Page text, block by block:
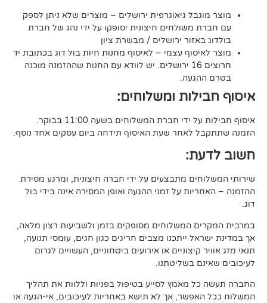
גיאוגרפית ירושלים – מוצרים שלא ניתן לספק
חיצונית יסופקו על ידי נהג של חברת
ירושלים / מבשרת ציון
עצמי – לאיסוףמחנות חיות בול דוג בכתובת יד
. יש לוודא עם החנות שההזמנה מוכנה
ומשלוחים:
חברת המשלוחים בשעה 11:00 בבוקר.
לאחר שעת האיסוף תידחה ביום עסקים אחד נוסף.
מתבצעים על ידי חברה חיצונית, ומרגע מסירת
על זמני ההגעה ואופן המסירה אינה בידי בול
המשלוחים מסופקים בזמן ולשביעות רצון מלאה,
ייתכנו מצבים חריגים כגון חגים, עומסי תנועה,
או אירועים ביטחוניים, העשויים לגרום
בשליטתנו.
מאמץ לסייע בטיפול בפניות וללוות את תהליך
אך לא תישא באחריות לעיכובים, אי-הגעה או